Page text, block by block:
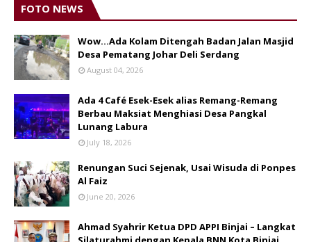
FOTO NEWS
Wow...Ada Kolam Ditengah Badan Jalan Masjid
Desa Pematang Johar Deli Serdang
August 04, 2026
Ada 4 Café Esek-Esek alias Remang-Remang
Berbau Maksiat Menghiasi Desa Pangkal
Lunang Labura
July 18, 2026
Renungan Suci Sejenak, Usai Wisuda di Ponpes
Al Faiz
June 20, 2026
Ahmad Syahrir Ketua DPD APPI Binjai – Langkat